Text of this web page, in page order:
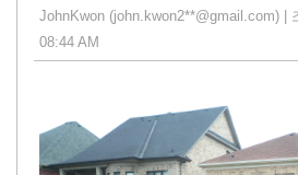
JohnKwon (john.kwon2**@gmail.com) |
08:44 AM